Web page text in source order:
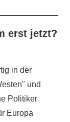
erst jetzt?
in der
und
Politiker
Europa